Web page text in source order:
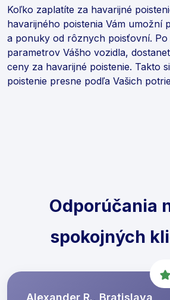
Koľko zaplatíte za havarijné
havarijného poistenia Vám umožní
a ponuky od rôznych poisťovní.
parametrov Vášho vozidla,
ceny za havarijné poistenie. Takto
poistenie presne podľa Vašich
Alexander R., Bratislava
Odporúčania
spokojných